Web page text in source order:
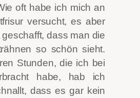
oft habe ich mich an
versucht, es aber
dass man die
so schön sieht.
Stunden, die ich bei
habe, hab ich
dass es gar kein